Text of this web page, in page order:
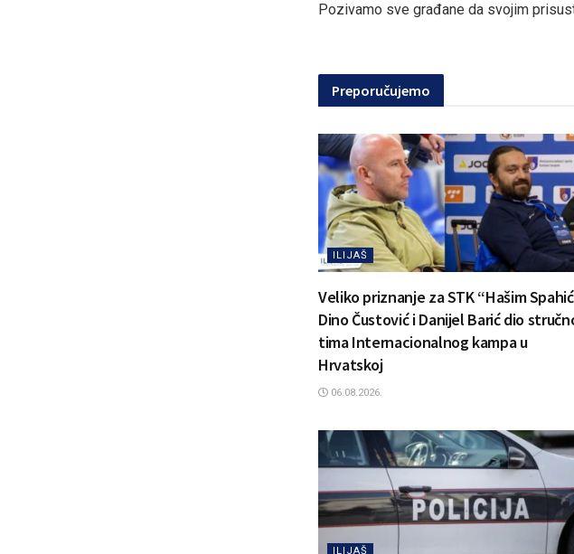
Pozivamo sve građane da svojim
Preporučujemo
ILIJAŠ
Veliko priznanje za STK “Hašim
Dino Čustović i Danijel Barić dio
tima Internacionalnog kampa u
Hrvatskoj
06.08.2026.
ILIJAŠ